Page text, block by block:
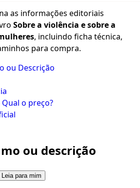
as informações editoriais
Sobre a violência e sobre a
, incluindo ficha técnica,
para compra.
ou Descrição
o preço?
ou descrição
Leia para mim